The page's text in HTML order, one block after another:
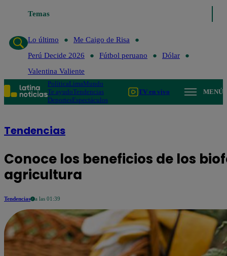
Temas
Lo último
Me Caigo de Risa
Perú Decide 2026
Fútbol peruano
Dólar
Valentina Valiente
PolíticaLimaMundo
Te ayudoTendencias
DeportesEspectáculos
TV en vivo MENÚ
Tendencias
Conoce los beneficios de los
agricultura
Tendencias a las 01:39